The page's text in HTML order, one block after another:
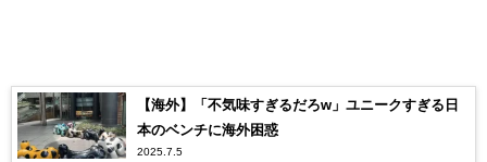
【海外】「不気味すぎるだろw」ユニークすぎる日
本のベンチに海外困惑
2025.7.5